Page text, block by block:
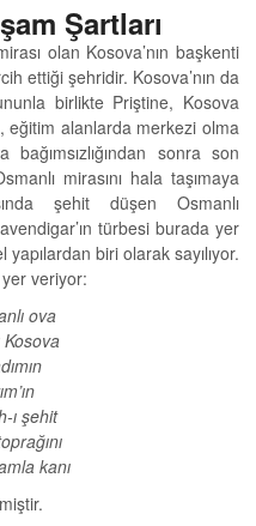
Şartları
olan Kosova’nın başkenti
ettiği şehridir. Kosova’nın da
birlikte Priştine, Kosova
eğitim alanlarda merkezi olma
sonra son
mirasını hala taşımaya
şehit düşen Osmanlı
türbesi burada yer
yapılardan biri olarak sayılıyor.
veriyor:
ova
ı şehit
kanı